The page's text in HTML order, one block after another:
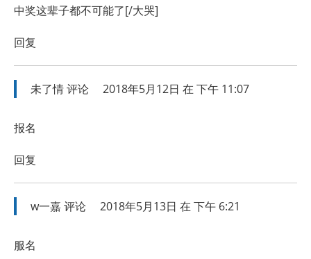
中奖这辈子都不可能了[/大哭]
回复
未了情评论 2018年5月12日 在 下午 11:07
报名
回复
w一嘉评论 2018年5月13日 在 下午 6:21
服名